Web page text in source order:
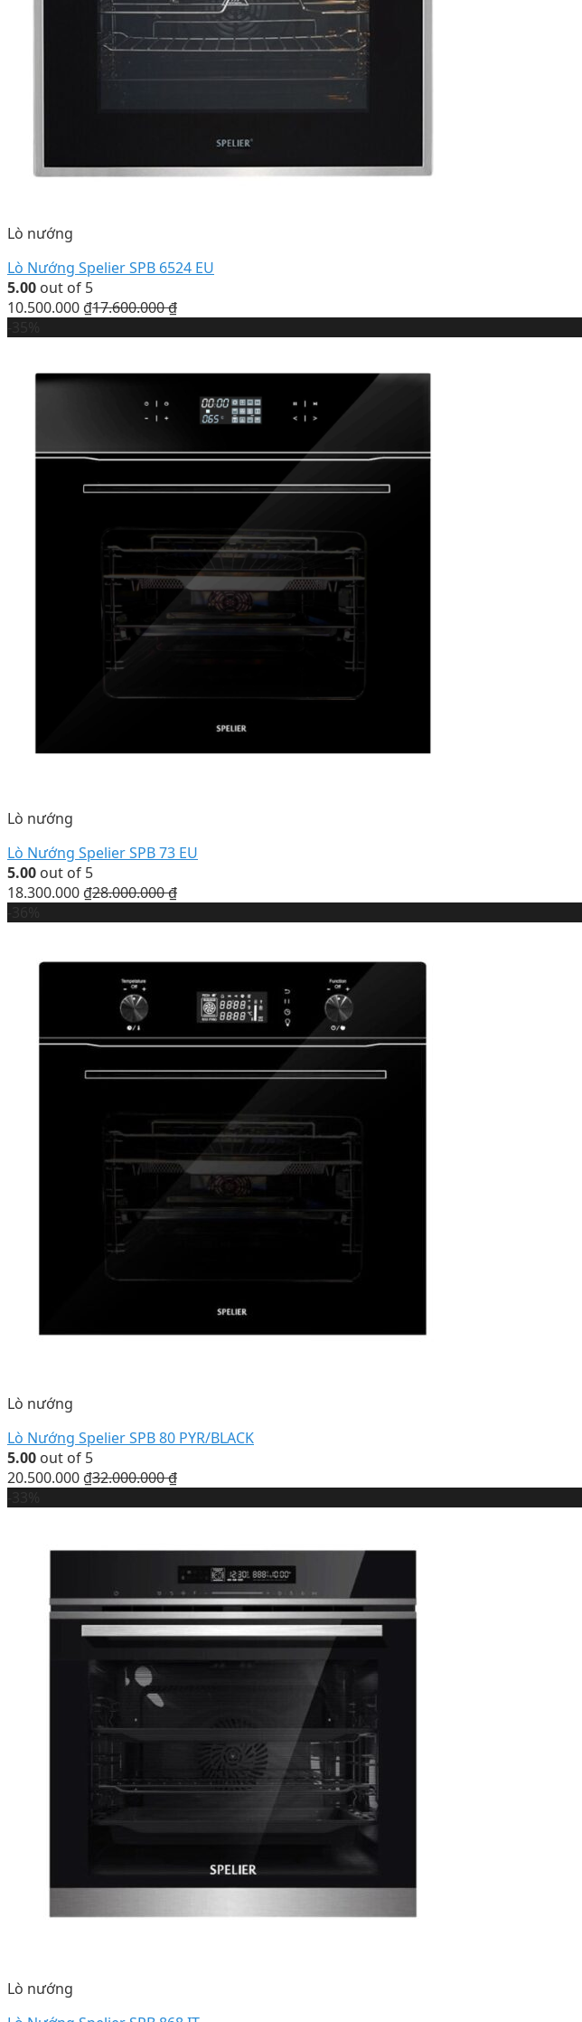
Lò nướng
Lò Nướng Spelier SPB 6524 EU
5.00 out of 5
10.500.000 ₫17.600.000₫
Lò nướng
Lò Nướng Spelier SPB 73 EU
5.00 out of 5
18.300.000 ₫28.000.000₫
Lò nướng
Lò Nướng Spelier SPB 80 PYR/BLACK
5.00 out of 5
20.500.000 ₫32.000.000₫
Lò nướng